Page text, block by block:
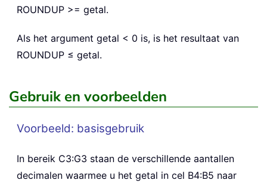
ROUNDUP >= getal.
Als het argument getal < 0 is, is het resultaat van
ROUNDUP ≤ getal.
Gebruik en voorbeelden
Voorbeeld: basisgebruik
In bereik C3:G3 staan de verschillende aantallen
decimalen waarmee u het getal in cel B4:B5 naar